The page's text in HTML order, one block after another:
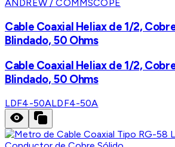
ANDREW / COMMSCOPE
Cable Coaxial Heliax de 1/2,
Blindado, 50 Ohms
Cable Coaxial Heliax de 1/2,
Blindado, 50 Ohms
LDF4-50ALDF4-50A